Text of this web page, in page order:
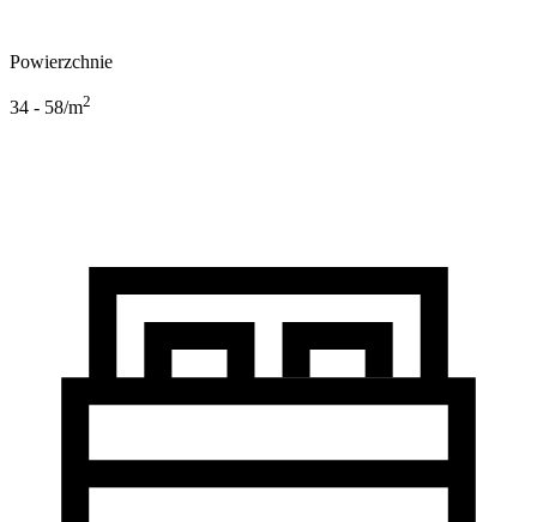
Powierzchnie
34 - 58/m2